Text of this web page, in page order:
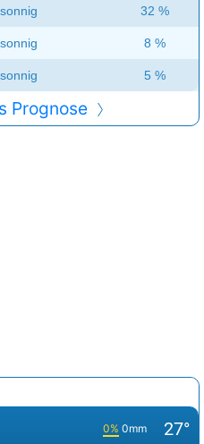
sonnig 32 %
sonnig 8 %
sonnig 5 %
Prognose
0% 0mm 27°